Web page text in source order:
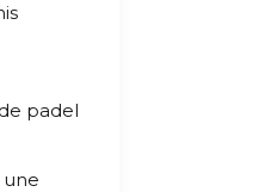
padel